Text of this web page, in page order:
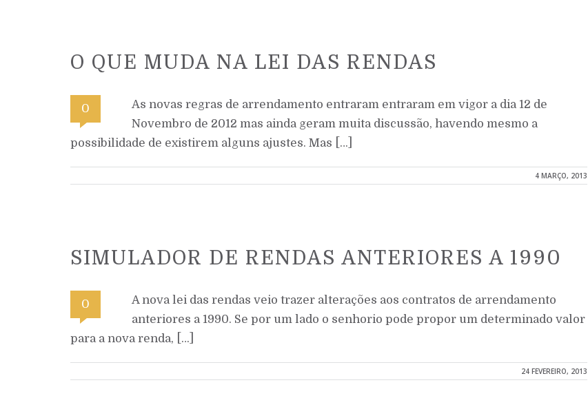
O QUE MUDA NA LEI DAS RENDAS
0
As novas regras de arrendamento entraram entraram em vigor a dia 12 de
Novembro de 2012 mas ainda geram muita discussão, havendo mesmo a
possibilidade de existirem alguns ajustes. Mas […]
4 MARÇO, 2013
SIMULADOR DE RENDAS ANTERIORES A 1990
0
A nova lei das rendas veio trazer alterações aos contratos de arrendamento
anteriores a 1990. Se por um lado o senhorio pode propor um determinado valor
para a nova renda, […]
24 FEVEREIRO, 2013